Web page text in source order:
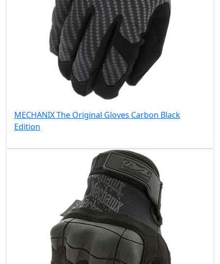
MECHANIX The Original Gloves Carbon Black
Edition